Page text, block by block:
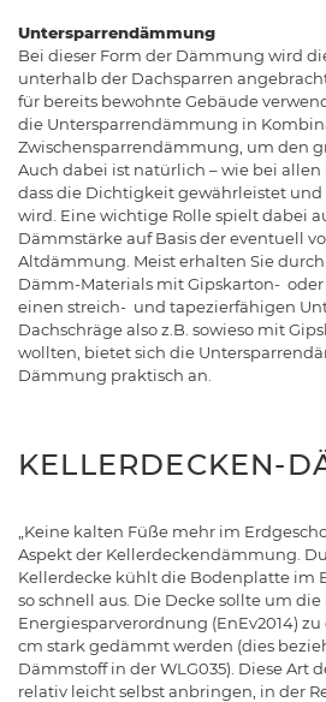
Untersparrendämmung
Bei dieser Form der Dämmung wird
unterhalb der Dachsparren
für bereits bewohnte Gebäude
die Untersparrendämmung in
Zwischensparrendämmung, um den
Auch dabei ist natürlich – wie bei
dass die Dichtigkeit gewährleistet
wird. Eine wichtige Rolle spielt dabei
Dämmstärke auf Basis der eventuell
Altdämmung. Meist erhalten Sie
Dämm-Materials mit Gipskarton-
einen streich- und tapezierfähigen
Dachschräge also z.B. sowieso mit
wollten, bietet sich die
Dämmung praktisch an.
KELLERDECKEN-
„Keine kalten Füße mehr im
Aspekt der Kellerdeckendämmung.
Kellerdecke kühlt die Bodenplatte im
so schnell aus. Die Decke sollte um
Energiesparverordnung (EnEv2014)
cm stark gedämmt werden (dies
Dämmstoff in der WLG035). Diese Art
relativ leicht selbst anbringen, in der